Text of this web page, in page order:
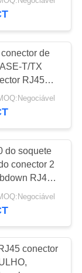
do
22
13
de
T/TX
RJ45
de 90 graus
do soquete
conector 2
RJ45
rede
LAN
conector